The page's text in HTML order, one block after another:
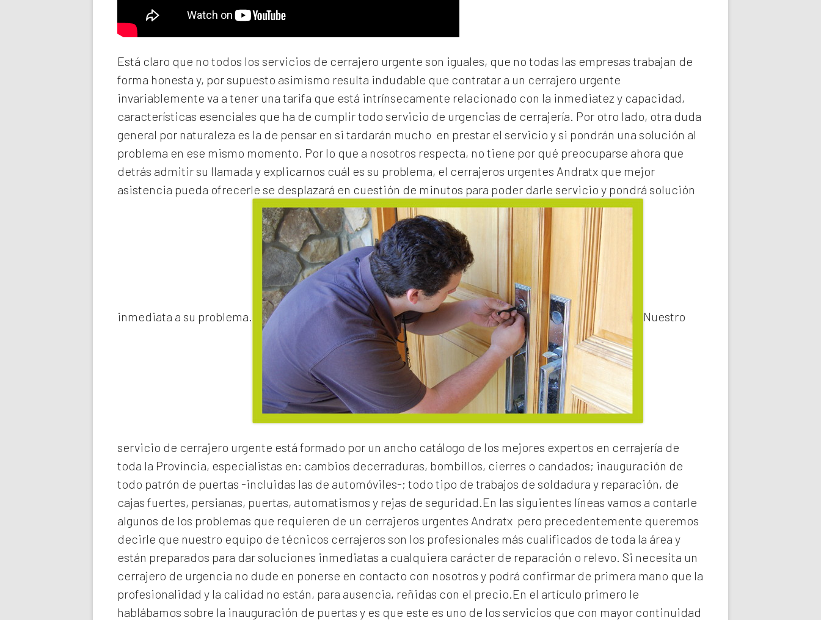
Está claro que no todos los servicios de cerrajero urgente son iguales, que no todas las empresas trabajan de
forma honesta y, por supuesto asimismo resulta indudable que contratar a un cerrajero urgente
invariablemente va a tener una tarifa que está intrínsecamente relacionado con la inmediatez y capacidad,
características esenciales que ha de cumplir todo servicio de urgencias de cerrajería. Por otro lado, otra duda
general por naturaleza es la de pensar en si tardarán mucho en prestar el servicio y si pondrán una solución al
problema en ese mismo momento. Por lo que a nosotros respecta, no tiene por qué preocuparse ahora que
detrás admitir su llamada y explicarnos cuál es su problema, el cerrajeros urgentes Andratx que mejor
asistencia pueda ofrecerle se desplazará en cuestión de minutos para poder darle servicio y pondrá solución
inmediata a su problema. Nuestro
servicio de cerrajero urgente está formado por un ancho catálogo de los mejores expertos en cerrajería de
toda la Provincia, especialistas en: cambios decerraduras, bombillos, cierres o candados; inauguración de
todo patrón de puertas -incluidas las de automóviles-; todo tipo de trabajos de soldadura y reparación, de
cajas fuertes, persianas, puertas, automatismos y rejas de seguridad.En las siguientes líneas vamos a contarle
algunos de los problemas que requieren de un cerrajeros urgentes Andratx pero precedentemente queremos
decirle que nuestro equipo de técnicos cerrajeros son los profesionales más cualificados de toda la área y
están preparados para dar soluciones inmediatas a cualquiera carácter de reparación o relevo. Si necesita un
cerrajero de urgencia no dude en ponerse en contacto con nosotros y podrá confirmar de primera mano que la
profesionalidad y la calidad no están, para ausencia, reñidas con el precio.En el artículo primero le
hablábamos sobre la inauguración de puertas y es que este es uno de los servicios que con mayor continuidad